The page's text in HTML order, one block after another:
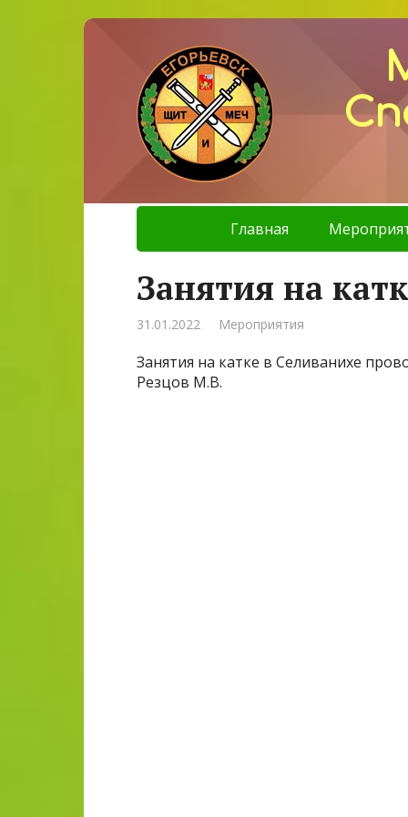
Главная
Занятия на
31.01.2022 Мероприятия
Занятия на катке в Селиванихе
Резцов М.В.